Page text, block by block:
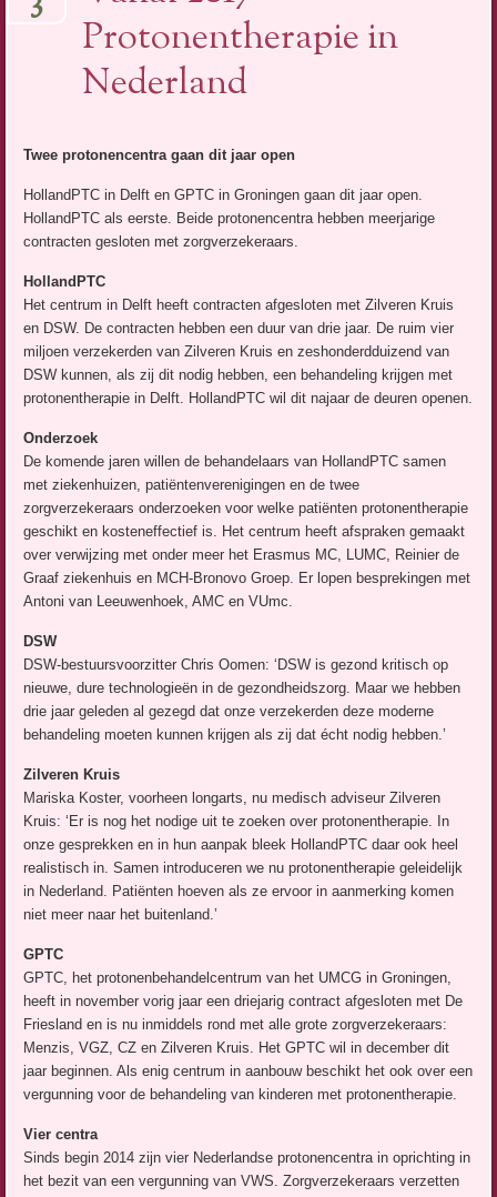
Protonentherapie in
Nederland
Twee protonencentra gaan dit jaar open
HollandPTC in Delft en GPTC in Groningen gaan dit jaar open.
HollandPTC als eerste. Beide protonencentra hebben meerjarige
contracten gesloten met zorgverzekeraars.
HollandPTC
Het centrum in Delft heeft contracten afgesloten met Zilveren Kruis
en DSW. De contracten hebben een duur van drie jaar. De ruim vier
miljoen verzekerden van Zilveren Kruis en zeshonderdduizend van
DSW kunnen, als zij dit nodig hebben, een behandeling krijgen met
protonentherapie in Delft. HollandPTC wil dit najaar de deuren openen.
Onderzoek
De komende jaren willen de behandelaars van HollandPTC samen
met ziekenhuizen, patiëntenverenigingen en de twee
zorgverzekeraars onderzoeken voor welke patiënten protonentherapie
geschikt en kosteneffectief is. Het centrum heeft afspraken gemaakt
over verwijzing met onder meer het Erasmus MC, LUMC, Reinier de
Graaf ziekenhuis en MCH-Bronovo Groep. Er lopen besprekingen met
Antoni van Leeuwenhoek, AMC en VUmc.
DSW
DSW-bestuursvoorzitter Chris Oomen: ‘DSW is gezond kritisch op
nieuwe, dure technologieën in de gezondheidszorg. Maar we hebben
drie jaar geleden al gezegd dat onze verzekerden deze moderne
behandeling moeten kunnen krijgen als zij dat écht nodig hebben.’
Zilveren Kruis
Mariska Koster, voorheen longarts, nu medisch adviseur Zilveren
Kruis: ‘Er is nog het nodige uit te zoeken over protonentherapie. In
onze gesprekken en in hun aanpak bleek HollandPTC daar ook heel
realistisch in. Samen introduceren we nu protonentherapie geleidelijk
in Nederland. Patiënten hoeven als ze ervoor in aanmerking komen
niet meer naar het buitenland.’
GPTC
GPTC, het protonenbehandelcentrum van het UMCG in Groningen,
heeft in november vorig jaar een driejarig contract afgesloten met De
Friesland en is nu inmiddels rond met alle grote zorgverzekeraars:
Menzis, VGZ, CZ en Zilveren Kruis. Het GPTC wil in december dit
jaar beginnen. Als enig centrum in aanbouw beschikt het ook over een
vergunning voor de behandeling van kinderen met protonentherapie.
Vier centra
Sinds begin 2014 zijn vier Nederlandse protonencentra in oprichting in
het bezit van een vergunning van VWS. Zorgverzekeraars verzetten